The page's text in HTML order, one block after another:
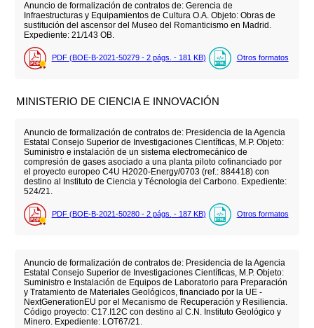
Anuncio de formalización de contratos de: Gerencia de
Infraestructuras y Equipamientos de Cultura O.A. Objeto: Obras de
sustitución del ascensor del Museo del Romanticismo en Madrid.
Expediente: 21/143 OB.
PDF (BOE-B-2021-50279 - 2 págs. - 181 KB) Otros formatos
MINISTERIO DE CIENCIA E INNOVACIÓN
Anuncio de formalización de contratos de: Presidencia de la Agencia
Estatal Consejo Superior de Investigaciones Científicas, M.P. Objeto:
Suministro e instalación de un sistema electromecánico de
compresión de gases asociado a una planta piloto cofinanciado por
el proyecto europeo C4U H2020-Energy/0703 (ref.: 884418) con
destino al Instituto de Ciencia y Técnologia del Carbono. Expediente:
524/21.
PDF (BOE-B-2021-50280 - 2 págs. - 187 KB) Otros formatos
Anuncio de formalización de contratos de: Presidencia de la Agencia
Estatal Consejo Superior de Investigaciones Científicas, M.P. Objeto:
Suministro e Instalación de Equipos de Laboratorio para Preparación
y Tratamiento de Materiales Geológicos, financiado por la UE -
NextGenerationEU por el Mecanismo de Recuperación y Resiliencia.
Código proyecto: C17.I12C con destino al C.N. Instituto Geológico y
Minero. Expediente: LOT67/21.